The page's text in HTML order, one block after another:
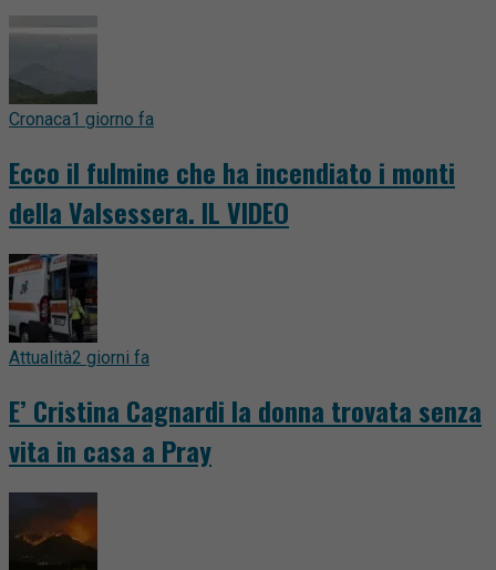
Cronaca1 giorno fa
Ecco il fulmine che ha incendiato i monti
della Valsessera. IL VIDEO
Attualità2 giorni fa
E’ Cristina Cagnardi la donna trovata senza
vita in casa a Pray